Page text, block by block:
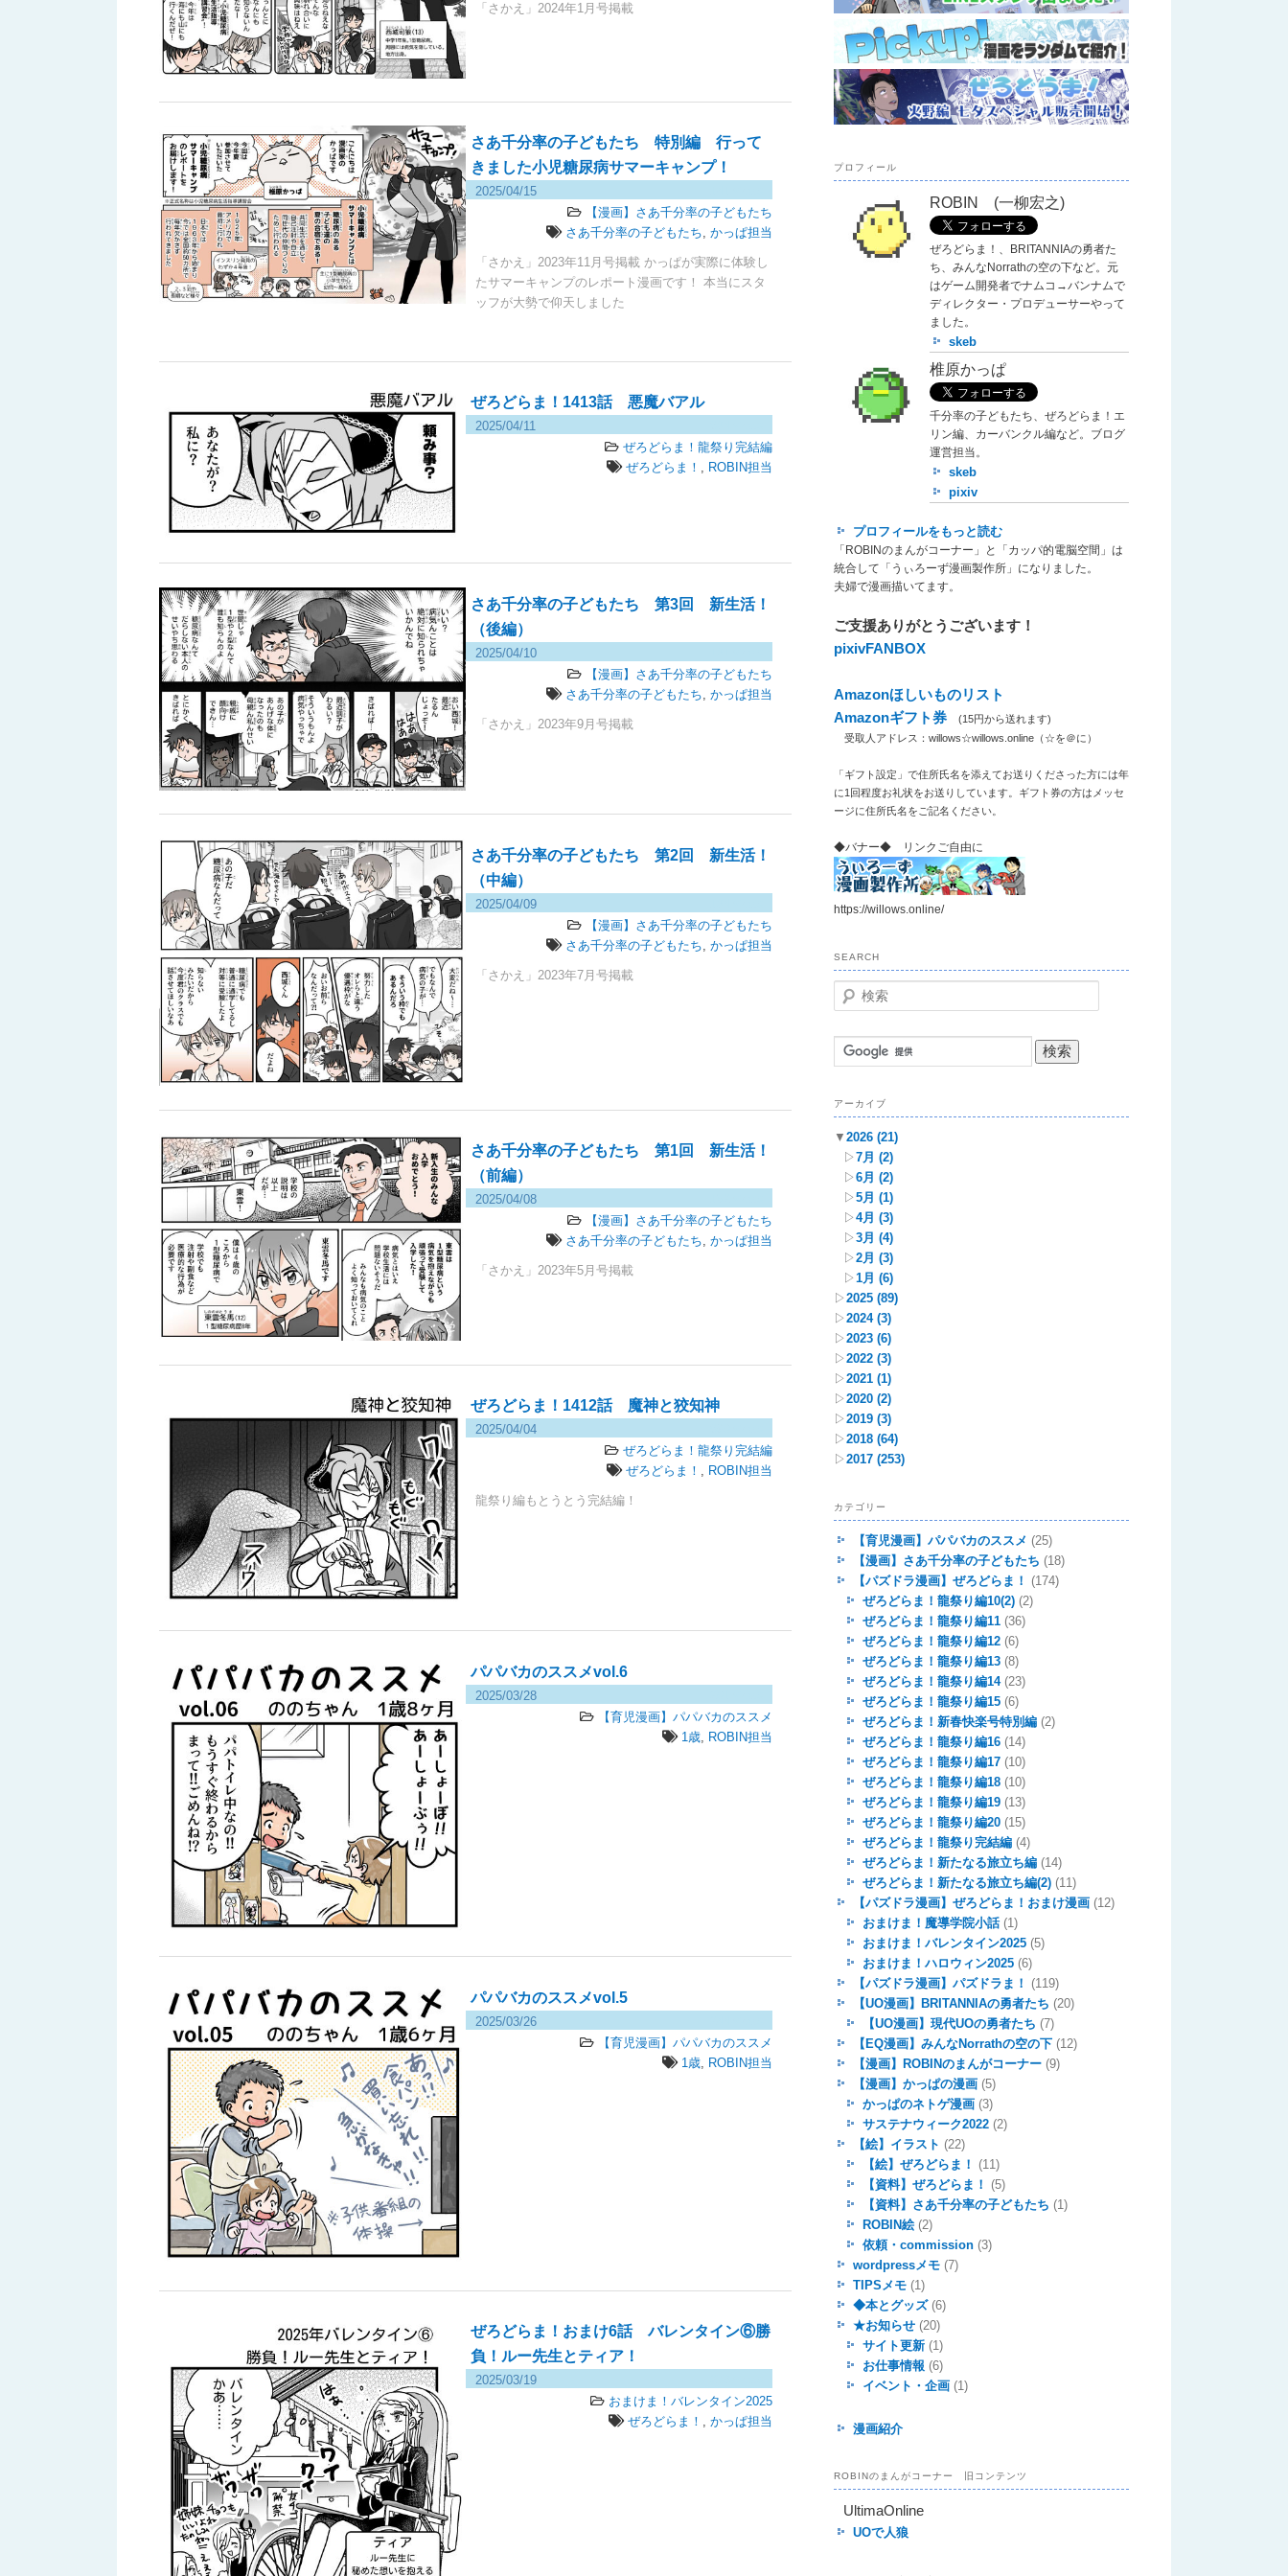
「さかえ」2024年1月号掲載
さあ千分率の子どもたち 特別編 行って
きました小児糖尿病サマーキャンプ！
2025/04/15
【漫画】さあ千分率の子どもたち
さあ千分率の子どもたち, かっぱ担当
「さかえ」2023年11月号掲載 かっぱが実際に体験し
たサマーキャンプのレポート漫画です！ 本当にスタ
ッフが大勢で仰天しました
ぜろどらま！1413話 悪魔バアル
2025/04/11
ぜろどらま！龍祭り完結編
ぜろどらま！ , ROBIN担当
さあ千分率の子どもたち 第3回 新生活！
（後編）
2025/04/10
【漫画】さあ千分率の子どもたち
さあ千分率の子どもたち かっぱ担当
「さかえ」2023年9月号掲載
さあ千分率の子どもたち 第2回 新生活！
（中編）
2025/04/09
【漫画】さあ千分率の子どもたち
さあ千分率の子どもたち かっぱ担当
「さかえ」2023年7月号掲載
さあ千分率の子どもたち 第1回 新生活！
（前編）
2025/04/08
【漫画】さあ千分率の子どもたち
さあ千分率の子どもたち, かっぱ担当
「さかえ」2023年5月号掲載
ぜろどらま！1412話 魔神と狡知神
2025/04/04
ぜろどらま！龍祭り完結編
ぜろどらま！ , ROBIN担当
龍祭り編もとうとう完結編！
パパバカのススメvol.6
2025/03/28
【育児漫画】パパバカのススメ
1歳 ROBIN担当
パパバカのススメvol.5
2025/03/26
【育児漫画】パパバカのススメ
1歳
ROBIN担当
ぜろどらま！おまけ6話 バレンタイン⑥勝
負！ルー先生とティア！
2025/03/19
おまけま！バレンタイン2025
ぜろどらま！ , かっぱ担当
プロフィール
ROBIN (一柳宏之)
ぜろどらま！、BRITANNIAの勇者た
ち、みんなNorrathの空の下など。元
はゲーム開発者でナムコ→バンナムで
ディレクター・プロデューサーやって
ました。
skeb
椎原かっぱ
千分率の子どもたち、ぜろどらま！エ
リン編、カーバンクル編など。ブログ
運営担当。
skeb
pixiv
プロフィールをもっと読む
「ROBINのまんがコーナー」と「カッパ的電脳空間」は
統合して「うぃろーず漫画製作所」になりました。
夫婦で漫画描いてます。
ご支援ありがとうございます！
pixivFANBOX
Amazonほしいものリスト
Amazonギフト券
(15円から送れます)
受取人アドレス：willows☆willows.online（☆を＠に）
「ギフト設定」で住所氏名を添えてお送りくださった方には年
に1回程度お礼状をお送りしています。ギフト券の方はメッセ
ージに住所氏名をご記名ください。
◆バナー◆ リンクご自由に
https://willows.online/
SEARCH
検
索
アーカイブ
▼ 2026 (21)
▷7月 (2)
▷6月 (2)
▷5月 (1)
▷4月 (3)
▷3月 (4)
▷2月 (3)
▷1月 (6)
▷2025 (89)
▷2024 (3)
▷2023 (6)
▷2022 (3)
▷2021 (1)
▷2020 (2)
▷2019 (3)
▷2018 (64)
▷2017 (253)
カテゴリー
【育児漫画】パパバカのススメ (25)
【漫画】さあ千分率の子どもたち (18)
【パズドラ漫画】ぜろどらま！
(174)
ぜろどらま！龍祭り編10(2) (2)
ぜろどらま！龍祭り編11 (36)
ぜろどらま！龍祭り編12 (6)
ぜろどらま！龍祭り編13 (8)
ぜろどらま！龍祭り編14(23)
ぜろどらま！龍祭り編15 (6)
ぜろどらま！新春快楽号特別編 (2)
ぜろどらま！龍祭り編16 (14)
ぜろどらま！龍祭り編17 (10)
ぜろどらま！龍祭り編18 (10)
ぜろどらま！龍祭り編19 (13)
ぜろどらま！龍祭り編20 (15)
ぜろどらま！龍祭り完結編 (4)
ぜろどらま！新たなる旅立ち編 (14)
ぜろどらま！新たなる旅立ち編(2) (11)
【パズドラ漫画】ぜろどらま！おまけ漫画 (12)
おまけま！魔導学院小話(1)
おまけま！バレンタイン2025 (5)
おまけま！ハロウィン2025 (6)
【パズドラ漫画】パズドラま！
(119)
【UO漫画】BRITANNIAの勇者たち (20)
【UO漫画】現代UOの勇者たち (7)
【EQ漫画】みんなNorrathの空の下 (12)
【漫画】ROBINのまんがコーナー (9)
【漫画】かっぱの漫画 (5)
かっぱのネトゲ漫画 (3)
サステナウィーク2022 (2)
【絵】イラスト (22)
【絵】ぜろどらま！
(11)
【資料】ぜろどらま！
(5)
【資料】さあ千分率の子どもたち (1)
ROBIN絵 (2)
依頼・commission (3)
wordpressメモ (7)
TIPSメモ (1)
◆本とグッズ(6)
★お知らせ (20)
サイト更新 (1)
お仕事情報 (6)
イベント・企画 (1)
漫画紹介
ROBINのまんがコーナー 旧コンテンツ
UltimaOnline
UOで人狼